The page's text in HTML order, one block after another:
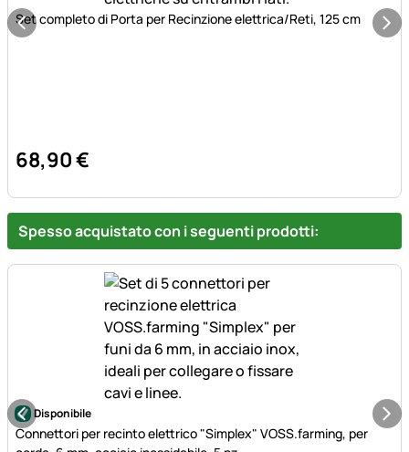
Set completo di Porta per Recinzione elettrica/Reti, 125 cm
68,90€
Spesso acquistato con i seguenti prodotti:
Disponibile
Connettori per recinto elettrico "Simplex" VOSS.farming, per